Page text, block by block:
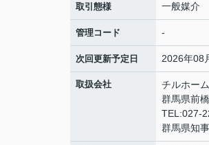
取引態様 一般媒介
管理コード -
次回更新予定日 2026年08
取扱会社
チルホー
群馬県前
TEL:027-
群馬県知